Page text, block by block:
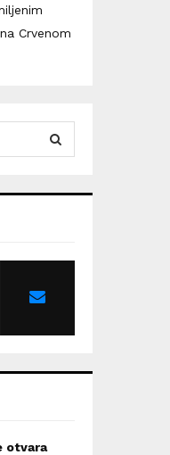
Crvenom
otvara